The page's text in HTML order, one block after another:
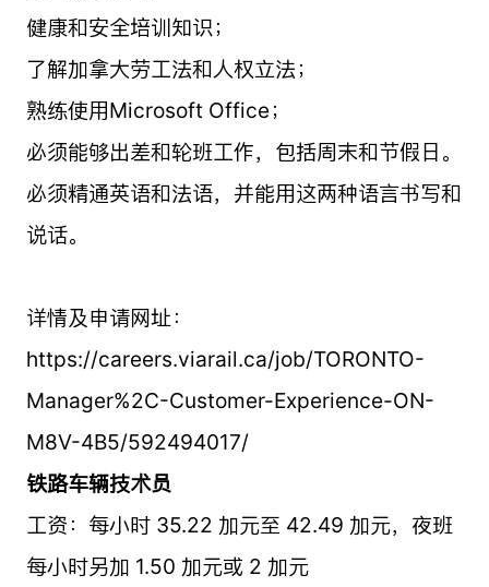
健康和安全培训知识；
了解加拿大劳工法和人权立法；
熟练使用Microsoft Office；
必须能够出差和轮班工作，包括周末和节假日。
必须精通英语和法语，并能用这两种语言书写和
说话。
详情及申请网址：
https://careers.viarail.ca/job/TORONTO-
Manager%2C-Customer-Experience-ON-
M8V-4B5/592494017/
铁路车辆技术员
工资：每小时 35.22 加元至 42.49 加元，夜班
每小时另加 1.50 加元或 2 加元